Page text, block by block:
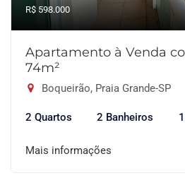
R$ 598.000
Apartamento à Venda
74m²
Boqueirão, Praia Grande-SP
2 Quartos 2 Banheiros
Mais informações